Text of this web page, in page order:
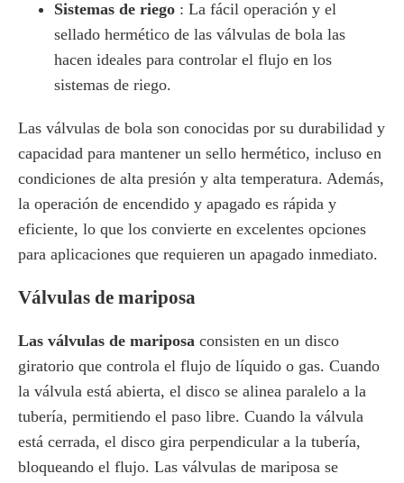
Sistemas de riego : La fácil operación y el
sellado hermético de las válvulas de bola las
hacen ideales para controlar el flujo en los
sistemas de riego.
Las válvulas de bola son conocidas por su durabilidad y
capacidad para mantener un sello hermético, incluso en
condiciones de alta presión y alta temperatura. Además,
la operación de encendido y apagado es rápida y
eficiente, lo que los convierte en excelentes opciones
para aplicaciones que requieren un apagado inmediato.
Válvulas de mariposa
Las válvulas de mariposa consisten en un disco
giratorio que controla el flujo de líquido o gas. Cuando
la válvula está abierta, el disco se alinea paralelo a la
tubería, permitiendo el paso libre. Cuando la válvula
está cerrada, el disco gira perpendicular a la tubería,
bloqueando el flujo. Las válvulas de mariposa se